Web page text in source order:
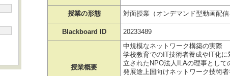
授業の形態 対面授業（オンデマンド型動画配信
Blackboard ID 20233489
授業概要
中規模なネットワーク構築の実際
学校教育でのIT技術者養成やIT化
立されたNPO法人ILAの理事とし
発展途上国向けネットワーク技術